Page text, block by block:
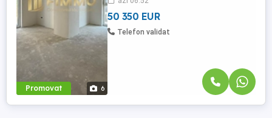
Promovat 6
constructie noua ...
50 350 EUR
Telefon validat